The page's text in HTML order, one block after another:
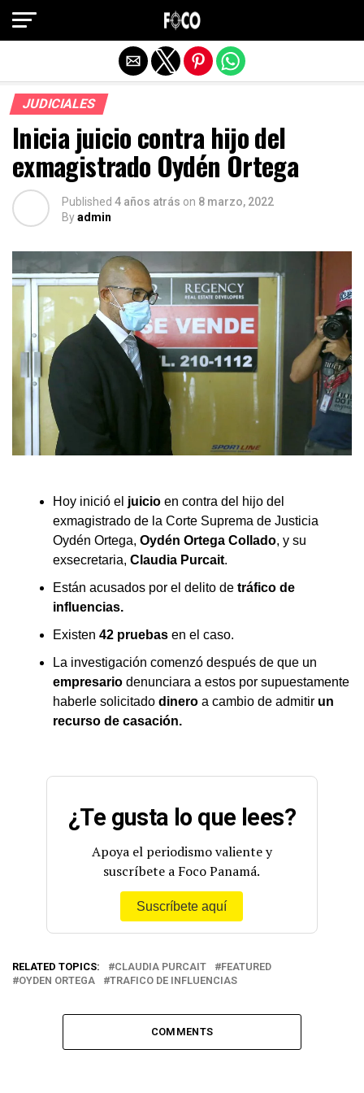
JUDICIALES
Inicia juicio contra hijo del
exmagistrado Oydén Ortega
Published 4 años atrás on 8 marzo, 2022
Byadmin
Hoy inició el juicio en contra del hijo del
exmagistrado de la Corte Suprema de Justicia
Oydén Ortega, Oydén Ortega Collado, y su
exsecretaria, Claudia Purcait.
Están acusados por el delito de tráfico de
influencias.
Existen 42 pruebas en el caso.
La investigación comenzó después de que un
empresario denunciara a estos por supuestamente
haberle solicitado dinero a cambio de admitir un
recurso de casación.
¿Te gusta lo que lees?
Apoya el periodismo valiente y
suscríbete a Foco Panamá.
Suscríbete aquí
RELATED TOPICS: CLAUDIA PURCAIT
FEATURED
OYDEN ORTEGA
TRAFICO DE INFLUENCIAS
COMMENTS
Salir de la versión móvil